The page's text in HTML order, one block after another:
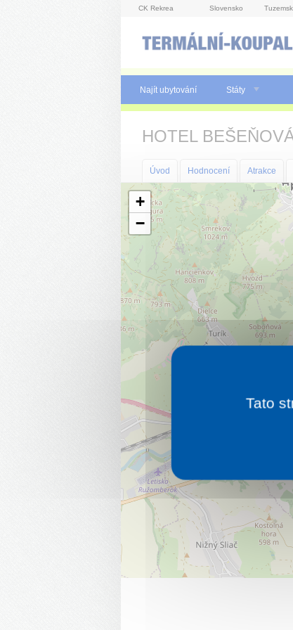
CK Rekrea Slovensko
Najít ubytování Státy
HOTEL
Úvod Hodnocení Atrakce
+
−
Tato